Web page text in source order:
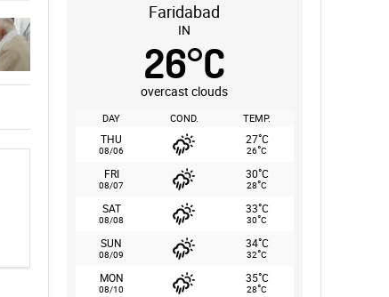
Faridabad
IN
26°C
overcast clouds
DAY COND. TEMP.
THU
08/06
27°C
26°C
FRI
08/07
30°C
28°C
SAT
08/08
33°C
30°C
SUN
08/09
34°C
32°C
MON
08/10
35°C
28°C